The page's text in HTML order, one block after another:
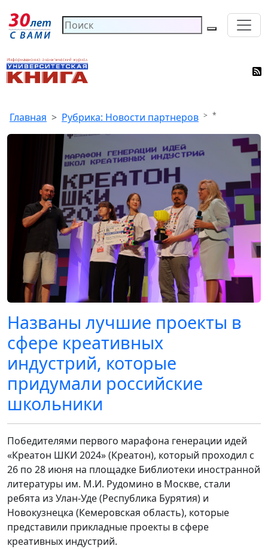
Главная Рубрика: Новости партнеров *
Названы лучшие проекты в
сфере креативных
индустрий, которые
придумали российские
школьники
Победителями первого марафона генерации идей
«Креатон ШКИ 2024» (Креатон), который проходил с
26 по 28 июня на площадке Библиотеки иностранной
литературы им. М.И. Рудомино в Москве, стали
ребята из Улан-Уде (Республика Бурятия) и
Новокузнецка (Кемеровская область), которые
представили прикладные проекты в сфере
креативных индустрий.